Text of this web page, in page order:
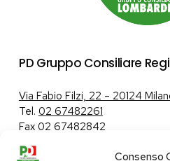
Consenso
PD Gruppo Consiliare
Via Fabio Filzi, 22 – 20124
Tel. 02 67482261
Fax 02 67482842
Tutela dei dati personali|